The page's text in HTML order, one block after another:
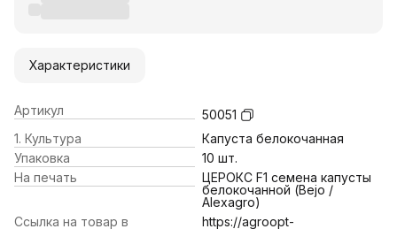
Характеристики
Артикул
50051
1. Культура
Капуста белокочанная
Упаковка
10 шт.
На печать
ЦЕРОКС F1 семена капусты
белокочанной (Bejo /
Alexagro)
Ссылка на товар в
https://agroopt-